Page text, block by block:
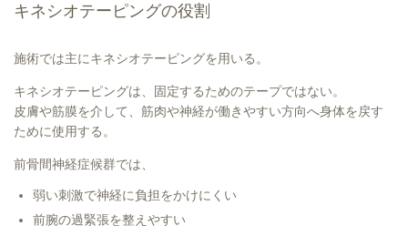
キネシオテーピングの役割
施術では主にキネシオテーピングを用いる。
キネシオテーピングは、固定するためのテープではない。
皮膚や筋膜を介して、筋肉や神経が働きやすい方向へ身体を戻す
ために使用する。
前骨間神経症候群では、
弱い刺激で神経に負担をかけにくい
前腕の過緊張を整えやすい